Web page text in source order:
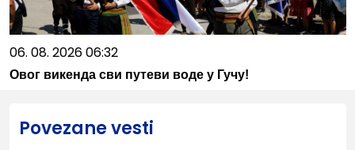
06. 08. 2026 06:32
Овог викенда сви путеви воде у Гучу!
Povezane vesti